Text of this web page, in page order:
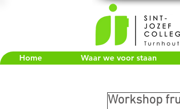
Home Waar we voor staan
Workshop